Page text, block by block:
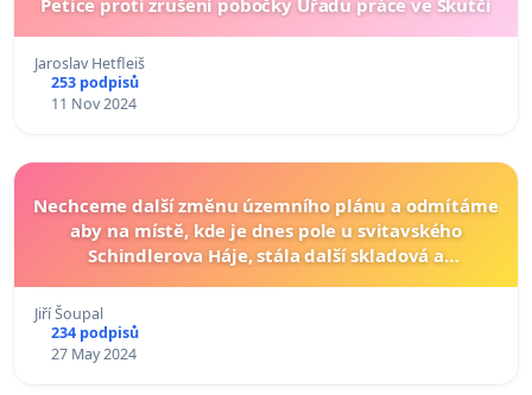
Jaroslav Hetfleiš
253 podpisů
11 Nov 2024
Nechceme další změnu územního plánu a odmítáme
aby na místě, kde je dnes pole u svitavského
Schindlerova Háje, stála další skladová a
Jiří Šoupal
234 podpisů
27 May 2024